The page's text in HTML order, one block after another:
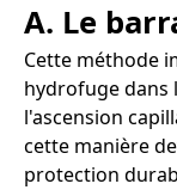
A. Le
Cette méthode
hydrofuge dans
l'ascension
cette manière
protection